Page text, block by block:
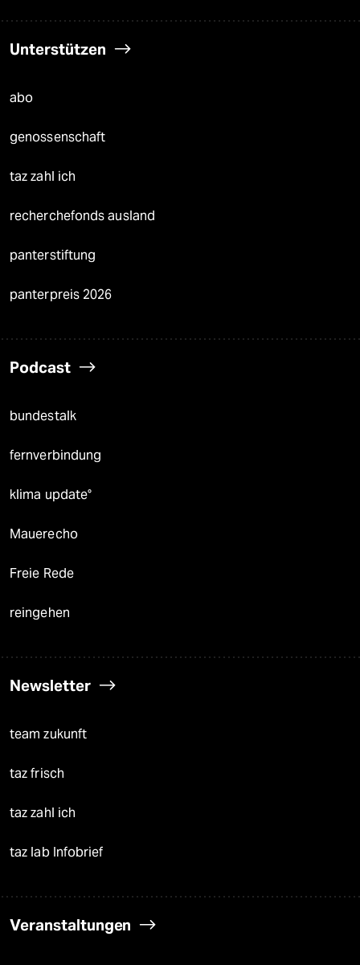
Unterstützen
abo
genossenschaft
taz zahl ich
recherchefonds ausland
panterstiftung
panterpreis 2026
Podcast
bundestalk
fernverbindung
klima update°
Mauerecho
Freie Rede
reingehen
Newsletter
team zukunft
taz frisch
taz zahl ich
taz lab Infobrief
Veranstaltungen